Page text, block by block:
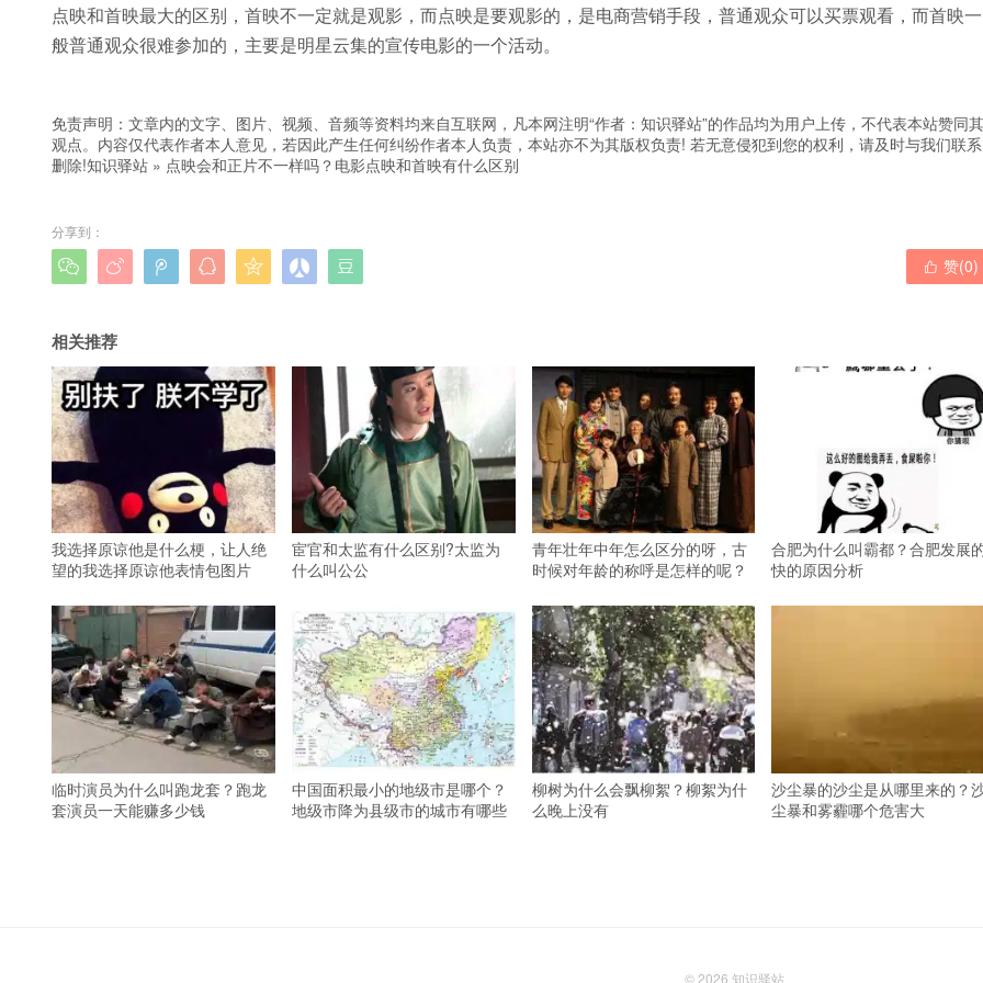
点映和首映最大的区别，首映不一定就是观影，而点映是要观影的，是电商营销手段，普通观众可以买票观看，而首映一
般普通观众很难参加的，主要是明星云集的宣传电影的一个活动。
免责声明：文章内的文字、图片、视频、音频等资料均来自互联网，凡本网注明“作者：知识驿站”的作品均为用户上传，不代表本站赞同其
观点。内容仅代表作者本人意见，若因此产生任何纠纷作者本人负责，本站亦不为其版权负责! 若无意侵犯到您的权利，请及时与我们联系
删除!知识驿站 » 点映会和正片不一样吗？电影点映和首映有什么区别
分享到：
        赞(0)
相关推荐
我选择原谅他是什么梗，让人绝
望的我选择原谅他表情包图片
宦官和太监有什么区别?太监为
什么叫公公
青年壮年中年怎么区分的呀，古
时候对年龄的称呼是怎样的呢？
合肥为什么叫霸都？合肥发展
快的原因分析
临时演员为什么叫跑龙套？跑龙
套演员一天能赚多少钱
中国面积最小的地级市是哪个？
地级市降为县级市的城市有哪些
柳树为什么会飘柳絮？柳絮为什
么晚上没有
沙尘暴的沙尘是从哪里来的？
尘暴和雾霾哪个危害大
© 2026 知识驿站